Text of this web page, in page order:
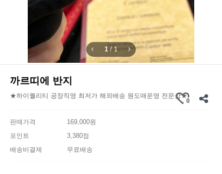
1 / 1
까르띠에 반지
★하이퀄리티 공장직영 최저가 해외배송 원도매운영 전문샵★
0
판매가격
169,000원
포인트
3,380점
배송비결제
무료배송